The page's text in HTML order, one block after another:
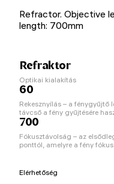
Refractor. Objective
length: 700mm
Refraktor
Optikai kialakítás
60
Rekesznyílás – a fénygyűjtő
távcső a fény gyűjtésére
700
Fókusztávolság – az
ponttól, amelyre a fény
Elérhetőség